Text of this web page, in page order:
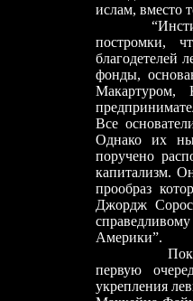
ислам, вместо
постромки,
благодетелей
фонды,
Макартуром,
Все
Однако их
поручено
капитализм.
прообраз
Джордж
Америки”.
первую
укрепления